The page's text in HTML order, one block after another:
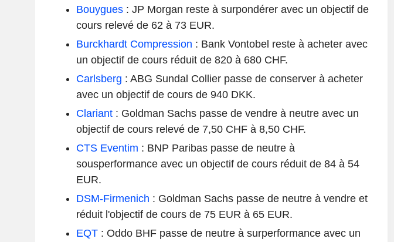
Bouygues: JP Morgan reste à surpondérer avec un objectif de
cours relevé de 62 à 73 EUR.
Burckhardt Compression : Bank Vontobel reste à acheter avec
un objectif de cours réduit de 820 à 680 CHF.
Carlsberg : ABG Sundal Collier passe de conserver à acheter
avec un objectif de cours de 940 DKK.
Clariant: Goldman Sachs passe de vendre à neutre avec un
objectif de cours relevé de 7,50 CHF à 8,50 CHF.
CTS Eventim : BNP Paribas passe de neutre à
sousperformance avec un objectif de cours réduit de 84 à 54
EUR.
DSM-Firmenich : Goldman Sachs passe de neutre à vendre et
réduit l'objectif de cours de 75 EUR à 65 EUR.
EQT: Oddo BHF passe de neutre à surperformance avec un